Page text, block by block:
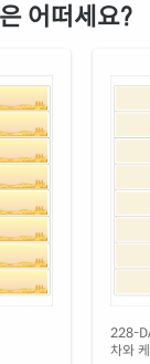
어떠세요?
228-
차와